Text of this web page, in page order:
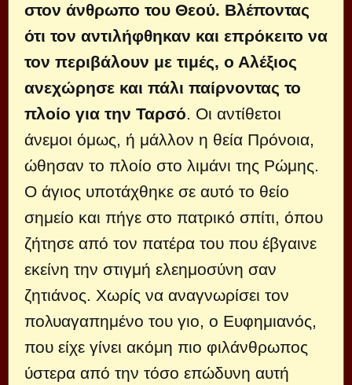
στον άνθρωπο του Θεού. Βλέποντας
ότι τον αντιλήφθηκαν και επρόκειτο να
τον περιβάλουν με τιμές, ο Αλέξιος
ανεχώρησε και πάλι παίρνοντας το
πλοίο για την Ταρσό. Οι αντίθετοι
άνεμοι όμως, ή μάλλον η θεία Πρό­νοια,
ώθησαν το πλοίο στο λιμάνι της Ρώμης.
Ο άγιος υποτάχθηκε σε αυτό το θείο
σημείο και πήγε στο πατρικό σπίτι, όπου
ζήτησε από τον πατέρα του που έβγαινε
εκείνη την στιγμή ελεημοσύνη σαν
ζητιάνος. Χωρίς να αναγνωρίσει τον
πολυαγαπημένο του γιο, ο Ευφημιανός,
που είχε γίνει ακόμη πιο φιλάνθρωπος
ύστερα από την τόσο επώδυνη αυτή